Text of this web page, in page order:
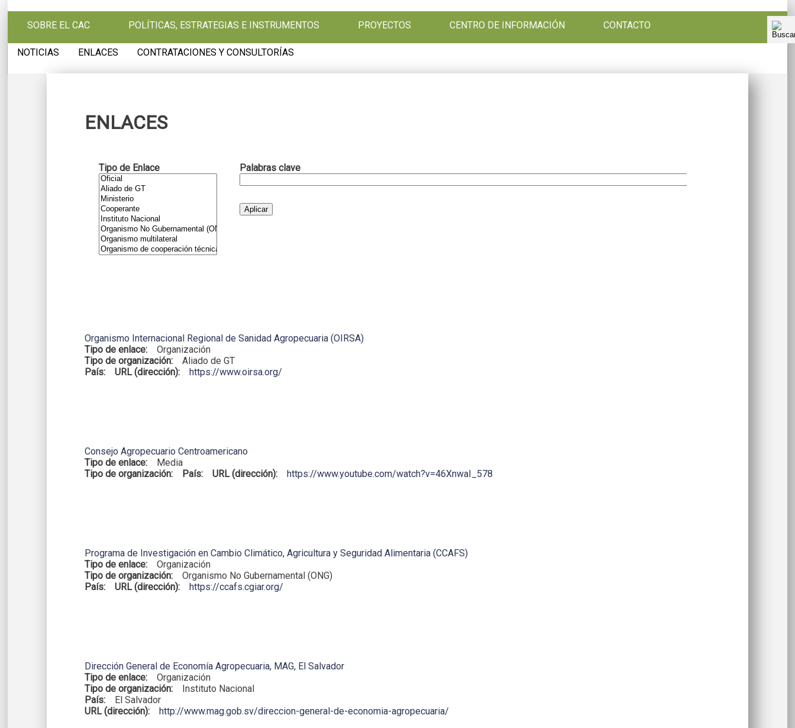
SOBRE EL CAC
POLÍTICAS, ESTRATEGIAS E INSTRUMENTOS PROYECTOS CENTRO DE INFORMACIÓN CONTACTO
NOTICIAS ENLACES CONTRATACIONES Y CONSULTORÍAS
ENLACES
Tipo de Enlace Palabras clave
Organismo Internacional Regional de Sanidad Agropecuaria (OIRSA)
Tipo de enlace:
Organización
Tipo de organización:
Aliado de GT
País:
URL (dirección): https://www.oirsa.org/
Consejo Agropecuario Centroamericano
Tipo de enlace:
Media
Tipo de organización:
País: URL (dirección): https://www.youtube.com/watch?v=46XnwaI_578
Programa de Investigación en Cambio Climático, Agricultura y Seguridad Alimentaria (CCAFS)
Tipo de enlace:
Organización
Tipo de organización:
Organismo No Gubernamental (ONG)
País:
URL (dirección): https://ccafs.cgiar.org/
Dirección General de Economía Agropecuaria, MAG, El Salvador
Tipo de enlace:
Organización
Tipo de organización:
Instituto Nacional
País:
El Salvador
URL (dirección):
http://www.mag.gob.sv/direccion-general-de-economia-agropecuaria/